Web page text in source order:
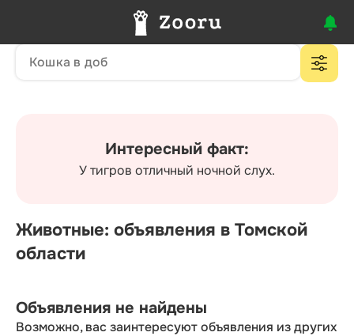
Интересный факт:
У тигров отличный ночной слух.
Животные: объявления в Томской
области
Объявления не найдены
Возможно, вас заинтересуют объявления из других